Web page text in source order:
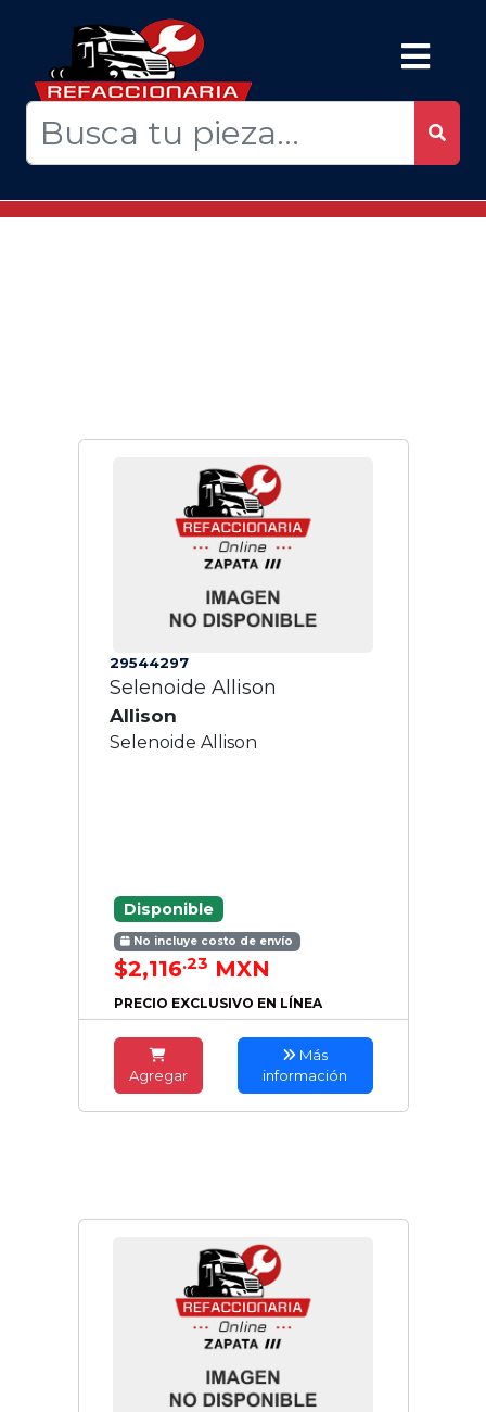
29544297
Selenoide Allison
Allison
Selenoide Allison
Disponible
No incluye costo de envío
$2,116.23 MXN
PRECIO EXCLUSIVO EN LÍNEA
Agregar
Más
información